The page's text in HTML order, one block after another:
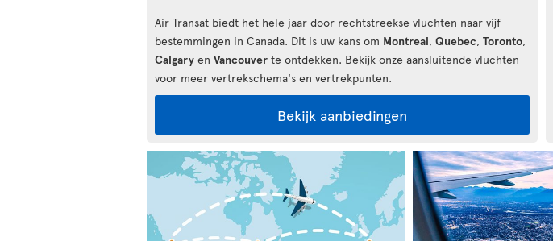
Air Transat biedt het hele jaar door rechtstreekse vluchten naar vijf
bestemmingen in Canada. Dit is uw kans om Montreal, Quebec, Toronto,
Calgary en Vancouver te ontdekken. Bekijk onze aansluitende vluchten
voor meer vertrekschema's en vertrekpunten.
Bekijk aanbiedingen